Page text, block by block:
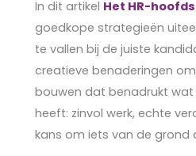
In dit artikel Het HR-
goedkope strategieën
te vallen bij de juiste
creatieve benaderingen
bouwen dat benadrukt
heeft: zinvol werk, echte
kans om iets van de grond